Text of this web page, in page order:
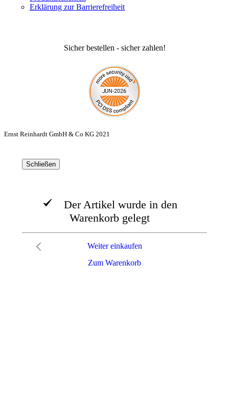
Erklärung zur Barrierefreiheit
Sicher bestellen - sicher zahlen!
Ernst Reinhardt GmbH & Co KG 2021
Schließen
Der Artikel wurde in den
Warenkorb gelegt
Zum Warenkorb
Weiter einkaufen